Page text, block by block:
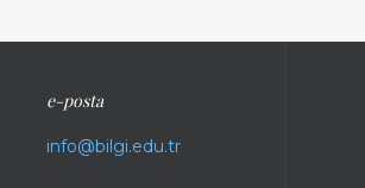
e-posta
info@bilgi.edu.tr